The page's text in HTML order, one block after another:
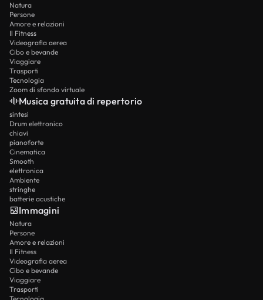
Natura
Persone
Amore e relazioni
Il Fitness
Videografia aerea
Cibo e bevande
Viaggiare
Trasporti
Tecnologia
Zoom di sfondo virtuale
Musica gratuita di repertorio
sintesi
Drum elettronico
chiavi
pianoforte
Cinematica
Smooth
elettronica
Ambiente
stringhe
batterie acustiche
Immagini
Natura
Persone
Amore e relazioni
Il Fitness
Videografia aerea
Cibo e bevande
Viaggiare
Trasporti